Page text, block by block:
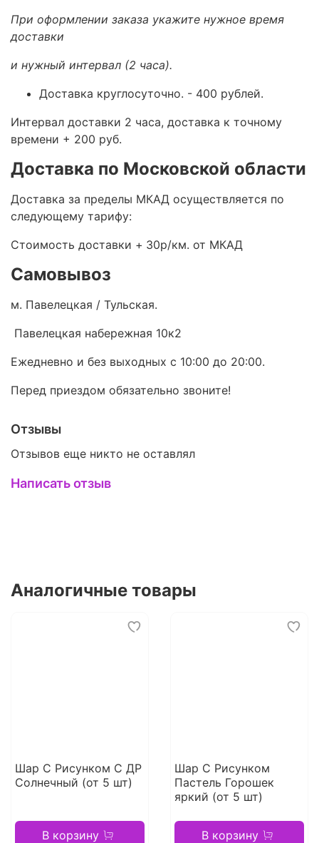
При оформлении заказа укажите нужное время
доставки
и нужный интервал (2 часа).
Доставка круглосуточно. - 400 рублей.
Интервал доставки 2 часа, доставка к точному
времени + 200 руб.
Доставка по Московской области
Доставка за пределы МКАД осуществляется по
следующему тарифу:
Стоимость доставки + 30р/км. от МКАД
Самовывоз
м. Павелецкая / Тульская.
Павелецкая набережная 10к2
Ежедневно и без выходных с 10:00 до 20:00.
Перед приездом обязательно звоните!
Отзывы
Отзывов еще никто не оставлял
Написать отзыв
Аналогичные товары
Шар С Рисунком С ДР
Солнечный (от 5 шт)
В корзину
Шар С Рисунком
Пастель Горошек
яркий (от 5 шт)
В корзину